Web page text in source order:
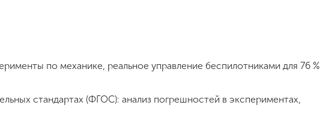
по механике, реальное управление беспилотниками для 76 %
стандартах (ФГОС): анализ погрешностей в экспериментах,